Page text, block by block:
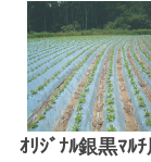
ｵﾘｼﾞﾅﾙ銀黒ﾏﾙ